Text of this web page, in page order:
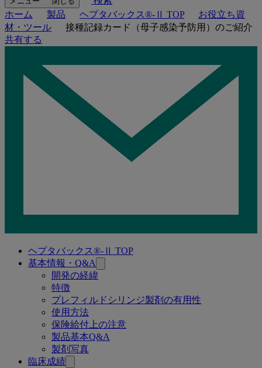
ホーム
製品 ヘプタバックス®-Ⅱ TOP
お役立ち資
材・ツール
接種記録カード（母子感染予防用）のご紹介
共有する
ヘプタバックス®-Ⅱ TOP
基本情報・Q&A
開発の経緯
特徴
プレフィルドシリンジ製剤の有用性
使用方法
保険給付上の注意
製品基本Q&A
製剤写真
臨床成績